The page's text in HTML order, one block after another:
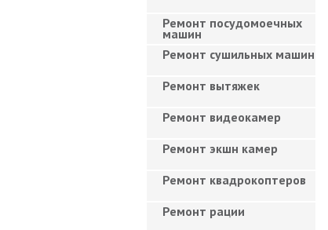
Ремонт посудомоечных
машин
Ремонт сушильных машин
Ремонт вытяжек
Ремонт видеокамер
Ремонт экшн камер
Ремонт квадрокоптеров
Ремонт рации